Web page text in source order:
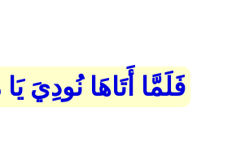
فَلَمَّا أَتَاهَا نُودِيَ